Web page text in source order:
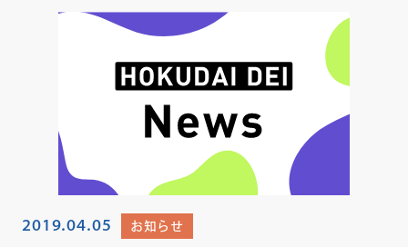
2019.04.05 お知らせ